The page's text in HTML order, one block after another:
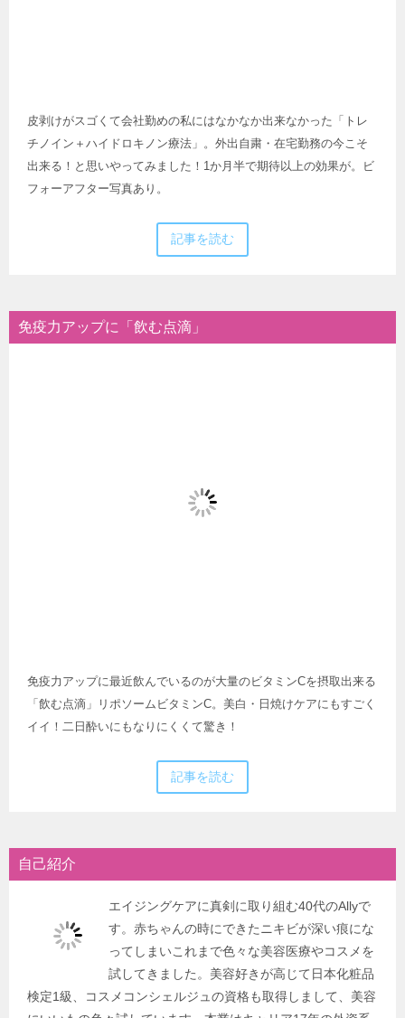
皮剥けがスゴくて会社勤めの私にはなかなか出来なかった「トレ
チノイン＋ハイドロキノン療法」。外出自粛・在宅勤務の今こそ
出来る！と思いやってみました！1か月半で期待以上の効果が。ビ
フォーアフター写真あり。
記事を読む
免疫力アップに「飲む点滴」
免疫力アップに最近飲んでいるのが大量のビタミンCを摂取出来る
「飲む点滴」リポソームビタミンC。美白・日焼けケアにもすごく
イイ！二日酔いにもなりにくくて驚き！
記事を読む
自己紹介
エイジングケアに真剣に取り組む40代のAllyで
す。赤ちゃんの時にできたニキビが深い痕にな
ってしまいこれまで色々な美容医療やコスメを
試してきました。美容好きが高じて日本化粧品
検定1級、コスメコンシェルジュの資格も取得しまして、美容